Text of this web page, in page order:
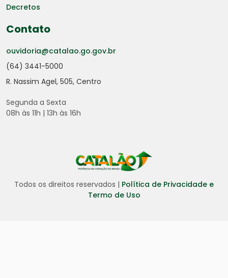
Decretos
Contato
ouvidoria@catalao.go.gov.br
(64) 3441-5000
R. Nassim Agel, 505, Centro
Segunda a Sexta
08h às 11h | 13h às 16h
Todos os direitos reservados | Política de Privacidade e
Termo de Uso